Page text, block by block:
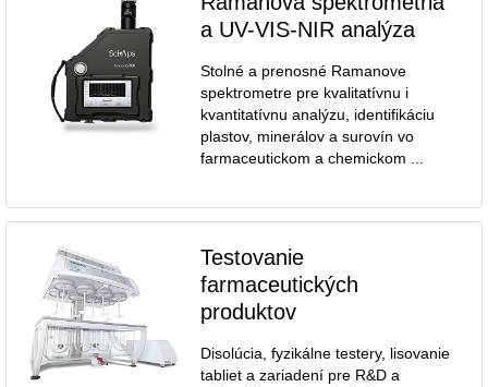
a UV-VIS-NIR analýza
Stolné a prenosné Ramanove
spektrometre pre kvalitatívnu i
kvantitatívnu analýzu, identifikáciu
plastov, minerálov a surovín vo
farmaceutickom a chemickom ...
Testovanie
farmaceutických
produktov
Disolúcia, fyzikálne testery, lisovanie
tabliet a zariadení pre R&D a